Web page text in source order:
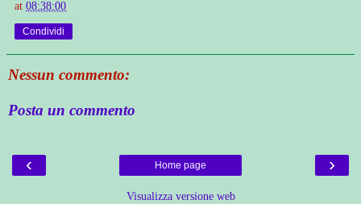
at 08:38:00
Condividi
Nessun commento:
Posta un commento
‹ ›
Home page
Visualizza versione web